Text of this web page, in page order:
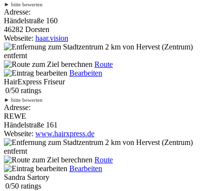
► bitte bewerten
Adresse:
Händelstraße 160
46282 Dorsten
Webseite: haar.vision
2 km von Hervest (Zentrum)
entfernt
Route
Bearbeiten
HairExpress Friseur
0/50 ratings
► bitte bewerten
Adresse:
REWE
Händelstraße 161
Webseite: www.hairxpress.de
2 km von Hervest (Zentrum)
entfernt
Route
Bearbeiten
Sandra Sartory
0/50 ratings